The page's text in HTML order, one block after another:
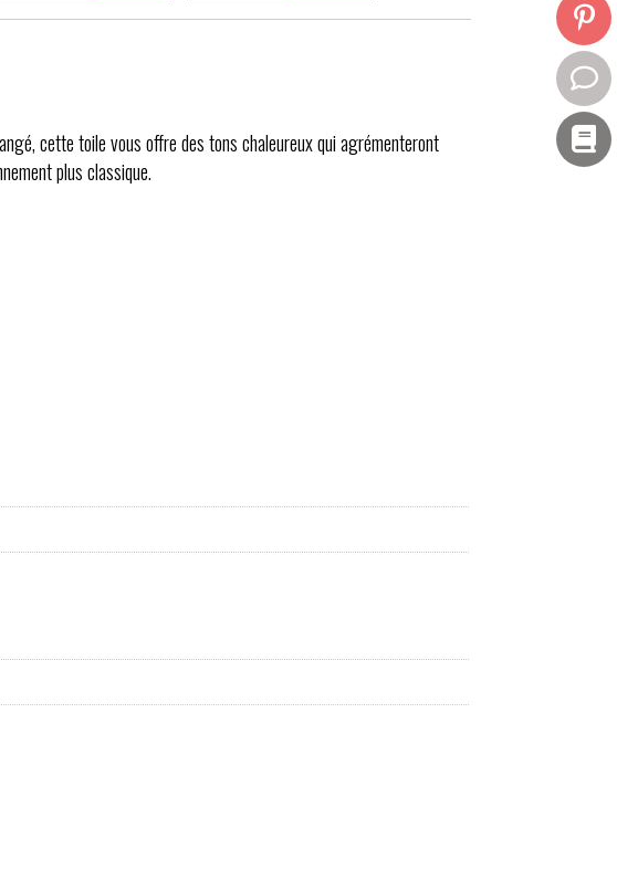
cette toile vous offre des tons chaleureux qui agrémenteront
plus classique.